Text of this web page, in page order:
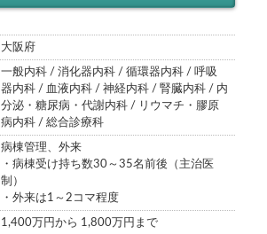
大阪府
一般内科 / 消化器内科 / 循環器内科 / 呼吸
器内科 / 血液内科 / 神経内科 / 腎臓内科 / 内
分泌・糖尿病・代謝内科 / リウマチ・膠原
病内科 / 総合診療科
病棟管理、外来
・病棟受け持ち数30～35名前後（主治医
制）
・外来は1～2コマ程度
1,400万円から 1,800万円まで